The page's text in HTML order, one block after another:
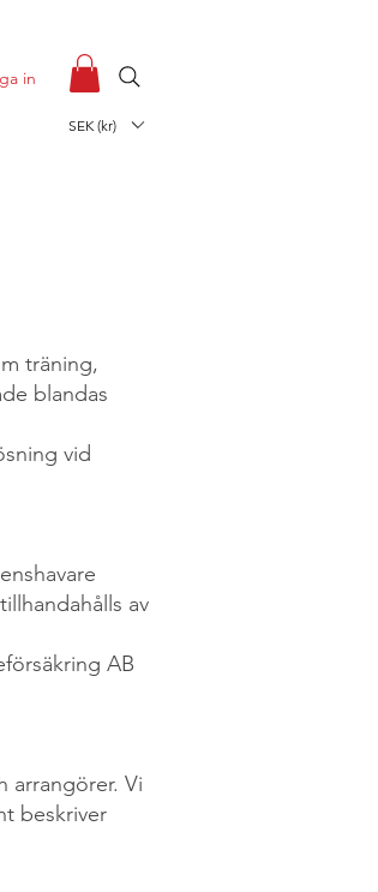
in
SEK (kr)
träning,
blandas
vid
av
AB
arrangörer. Vi
beskriver